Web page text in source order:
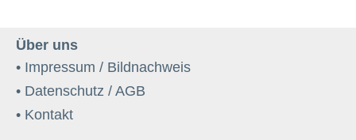
Über uns
• Impressum / Bildnachweis
• Datenschutz / AGB
• Kontakt